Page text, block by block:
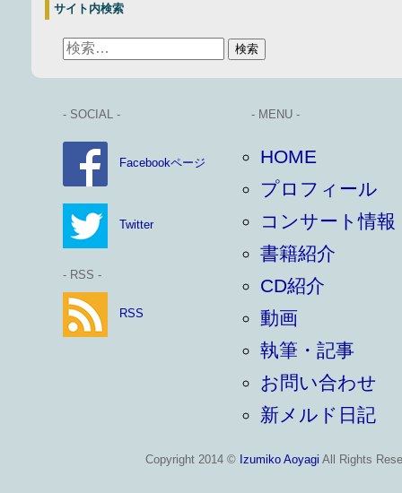
サイト内検索
- SOCIAL -
Facebookページ
Twitter
- RSS -
RSS
- MENU -
HOME
プロフィール
コンサート情報
書籍紹介
CD紹介
動画
執筆・記事
お問い合わせ
新メルド日記
Copyright 2014 © Izumiko Aoyagi All Rights